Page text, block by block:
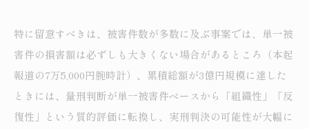
特に留意すべきは、被害件数が多数に及ぶ事案では、単一被
害件の損害額は必ずしも大きくない場合があるところ（本起
報道の7万5,000円腕時計）、累積総額が3億円規模に達した
ときには、量刑判断が単一被害件ベースから「組織性」「反
復性」という質的評価に転換し、実刑判決の可能性が大幅に